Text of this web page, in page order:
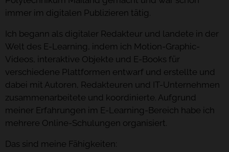
immer im digitalen Publizieren tätig.
Ich begann als digitaler Redakteur und landete in der
Welt des E-Learning, indem ich Motion-Graphic-
Videos, interaktive Objekte und E-Books für
verschiedene Plattformen entwarf und erstellte und
dabei mit Autoren, Redakteuren und IT-Unternehmen
zusammenarbeitete und koordinierte. Aufgrund
meiner Erfahrungen im E-Learning-Bereich habe ich
mehrere Online-Schulungen organisiert.
Das sind meine Fähigkeiten: